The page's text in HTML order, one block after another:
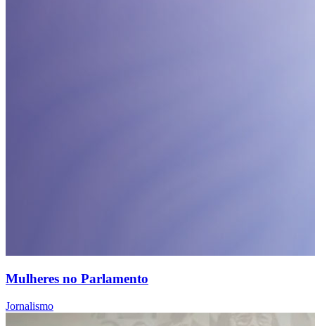
Mulheres no Parlamento
Jornalismo